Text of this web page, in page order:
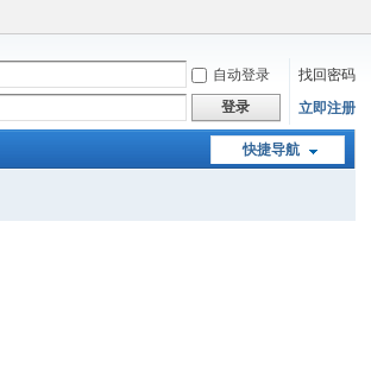
自动登录
找回密码
登录 立即注册
快捷导航